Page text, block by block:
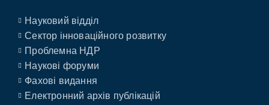
Науковий відділ
Сектор інноваційного розвитку
Проблемна НДР
Наукові форуми
Фахові видання
Електронний архів публікацій